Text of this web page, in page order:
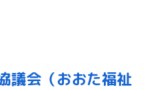
議会（おおた福祉